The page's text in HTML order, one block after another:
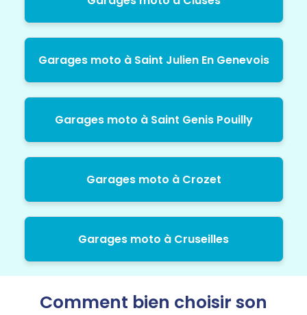
Garages moto à Saint Julien En Genevois
Garages moto à Saint Genis Pouilly
Garages moto à Crozet
Garages moto à Cruseilles
Comment bien choisir son